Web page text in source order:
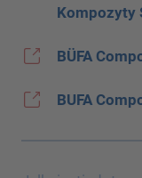
Kompozyty
BÜFA
BUFA